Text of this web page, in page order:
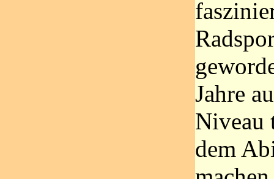
Jahre
Niveau
dem